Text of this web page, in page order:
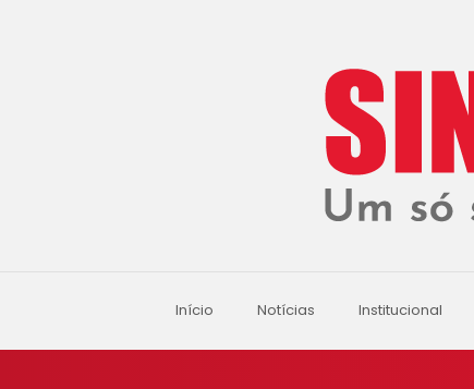
Início Notícias Institucional